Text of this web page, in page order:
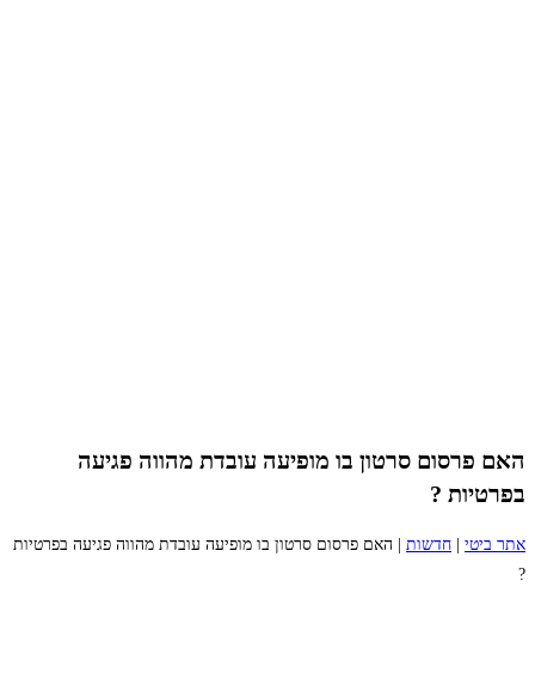
האם פרסום סרטון בו מופיעה עובדת מהווה פגיעה
בפרטיות ?
אתר ביטי חדשות
האם פרסום סרטון בו מופיעה עובדת מהווה פגיעה בפרטיות
?